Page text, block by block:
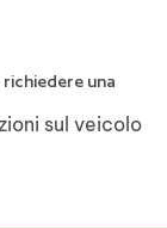
richiedere una
sul veicolo